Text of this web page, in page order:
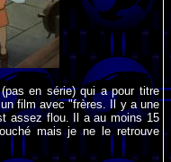
en série) qui a pour titre
film avec "frères. Il y a une
assez flou. Il a au moins 15
mais je ne le retrouve